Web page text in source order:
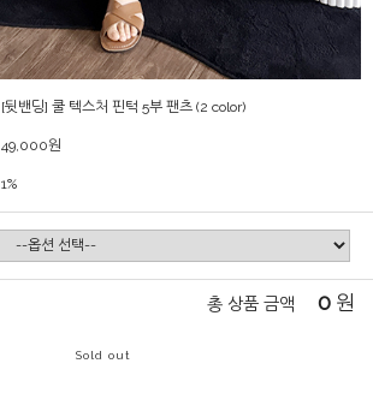
[뒷밴딩] 쿨 텍스처 핀턱 5부 팬츠 (2 color)
49,000원
1%
총 상품 금액 0 원
Sold out